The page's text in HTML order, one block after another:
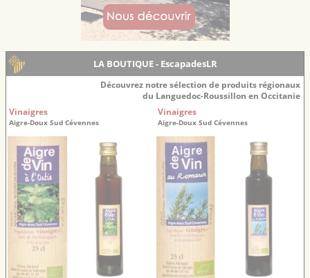
LA BOUTIQUE - EscapadesLR
Découvrez notre sélection de produits régionaux
du Languedoc-Roussillon en Occitanie
Vinaigres
Aigre-Doux Sud Cévennes
Vinaigres
Aigre-Doux Sud Cévennes